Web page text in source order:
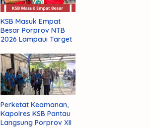
KSB Masuk Empat
Besar Porprov NTB
2026 Lampaui Target
Perketat Keamanan,
Kapolres KSB Pantau
Langsung Porprov XII